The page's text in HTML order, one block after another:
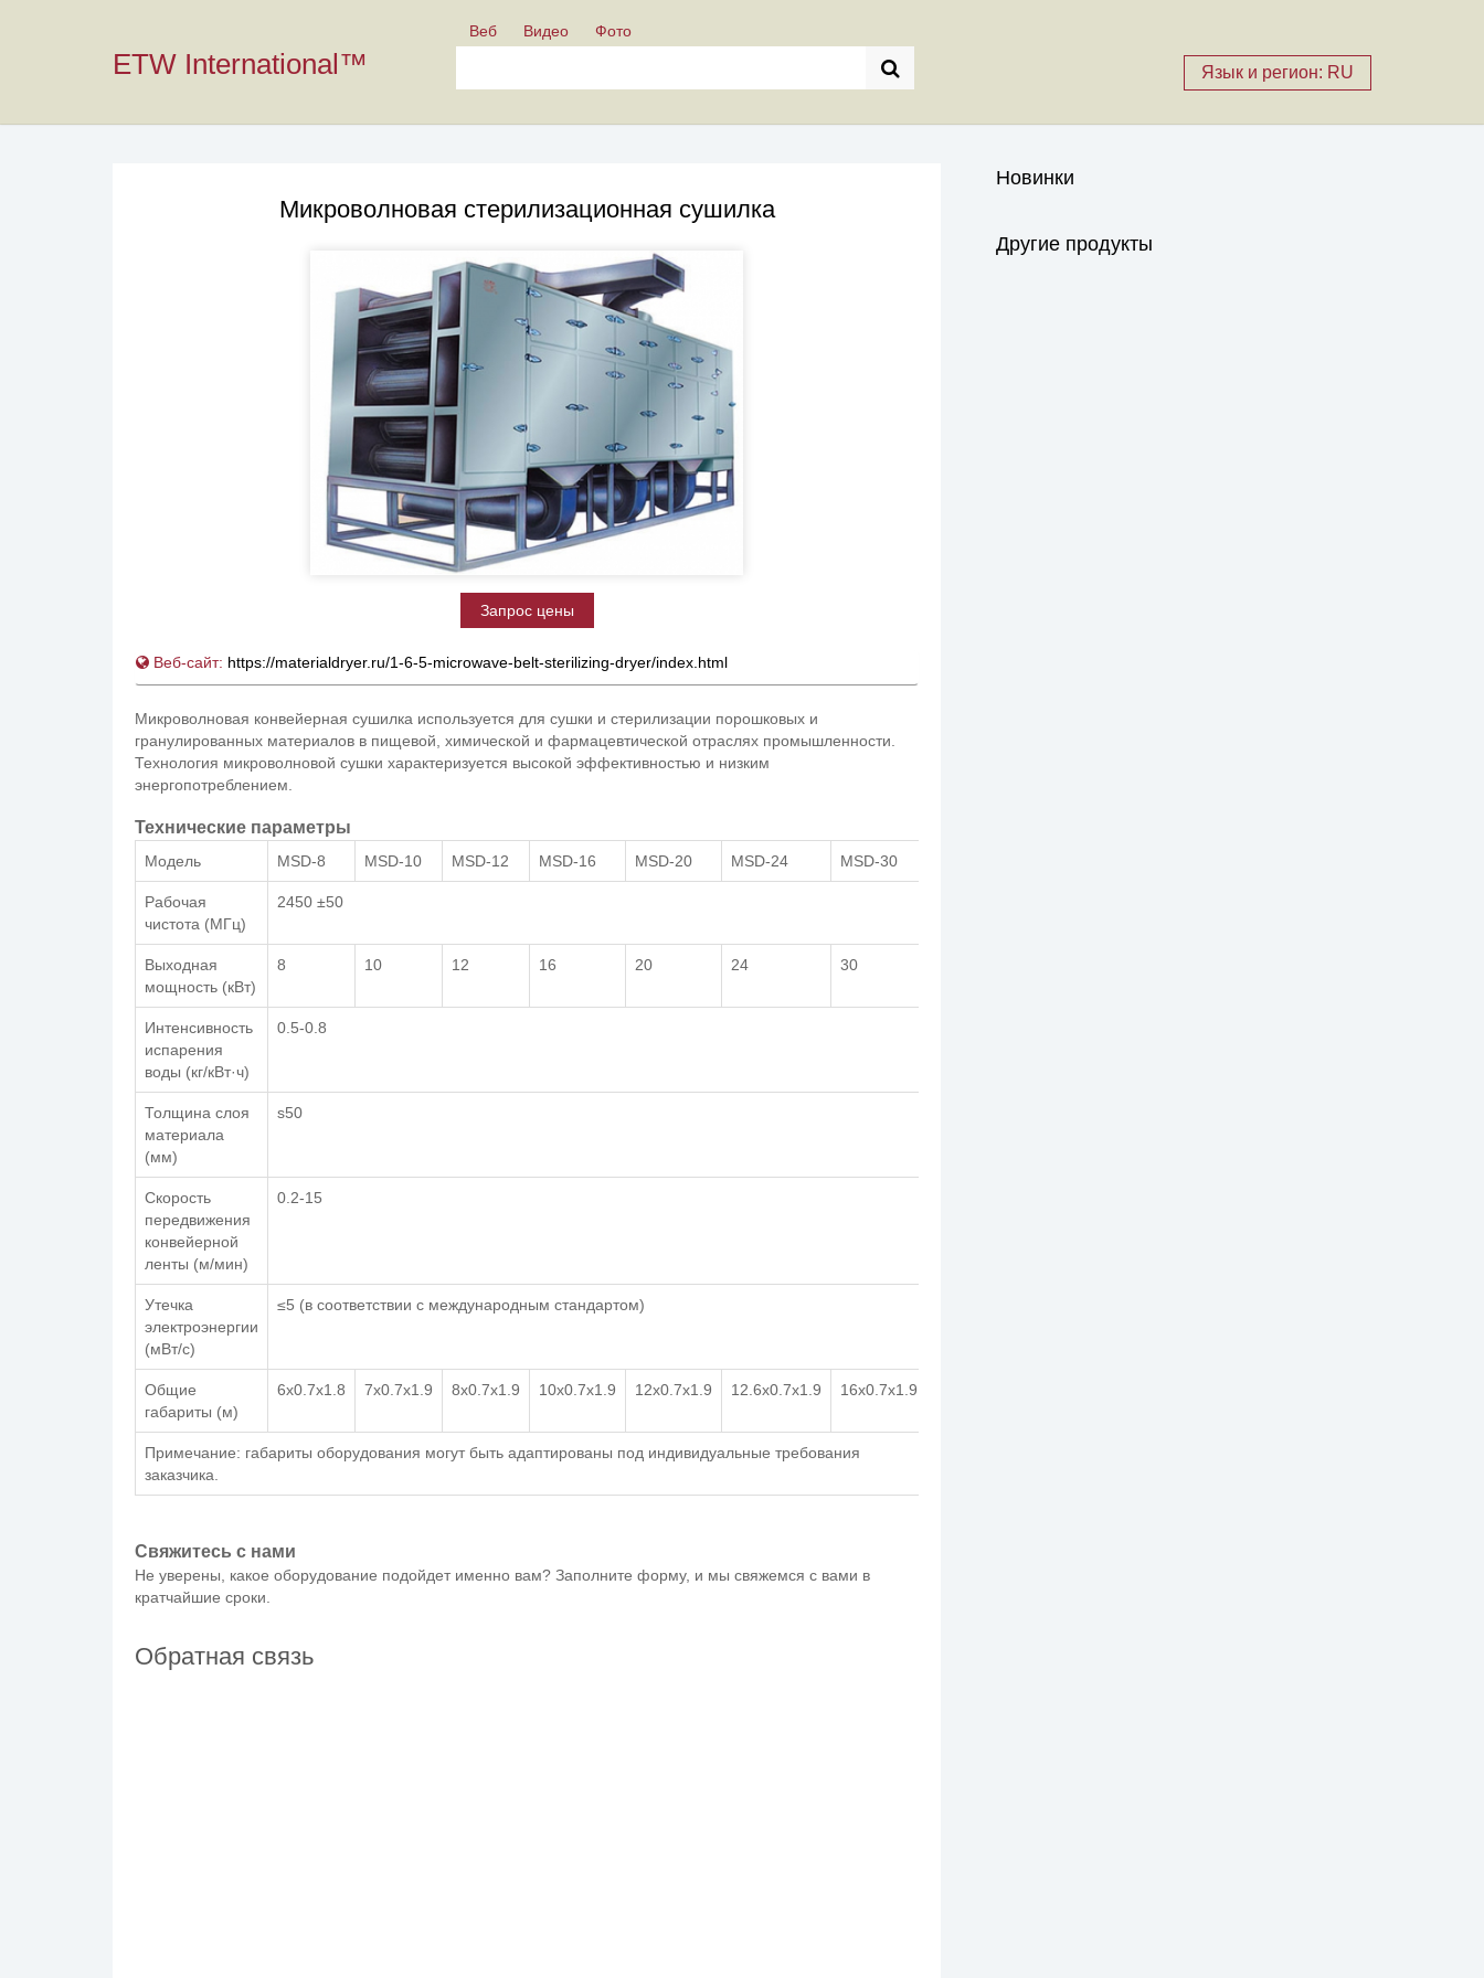
ETW International™ Язык и регион: RU
Веб Видео Фото
Микроволновая стерилизационная сушилка
Запрос цены
Веб-сайт: https://materialdryer.ru/1-6-5-microwave-belt-sterilizing-dryer/index.html
Микроволновая конвейерная сушилка используется для сушки и стерилизации порошковых и
гранулированных материалов в пищевой, химической и фармацевтической отраслях промышленности.
Технология микроволновой сушки характеризуется высокой эффективностью и низким
энергопотреблением.
Технические параметры
Модель MSD-8 MSD-10 MSD-12 MSD-16 MSD-20 MSD-24 MSD-30
Рабочая
чистота (МГц)
2450 ±50
Выходная
мощность (кВт)
8 10 12 16 20 24 30
Интенсивность
испарения
воды (кг/кВт·ч)
0.5-0.8
Толщина слоя
материала
(мм)
s50
Скорость
передвижения
конвейерной
ленты (м/мин)
0.2-15
Утечка
электроэнергии
(мВт/с)
≤5 (в соответствии с международным стандартом)
Общие
габариты (м)
6x0.7x1.8 7x0.7x1.9 8x0.7x1.9 10x0.7x1.9 12x0.7x1.9 12.6x0.7x1.9 16x0.7x1.9
Примечание: габариты оборудования могут быть адаптированы под индивидуальные требования
заказчика.
Свяжитесь с нами
Не уверены, какое оборудование подойдет именно вам? Заполните форму, и мы свяжемся с вами в
кратчайшие сроки.
Обратная связь
Новинки
Другие продукты